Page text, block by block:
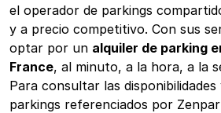
el operador de parkings
y a precio competitivo. Con sus
optar por un alquiler de parking
France, al minuto, a la hora, a la
Para consultar las
parkings referenciados por